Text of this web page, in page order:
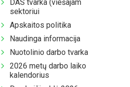
DAS tvarka (viešajam
sektoriui
Apskaitos politika
Naudinga informacija
Nuotolinio darbo tvarka
2026 metų darbo laiko
kalendorius